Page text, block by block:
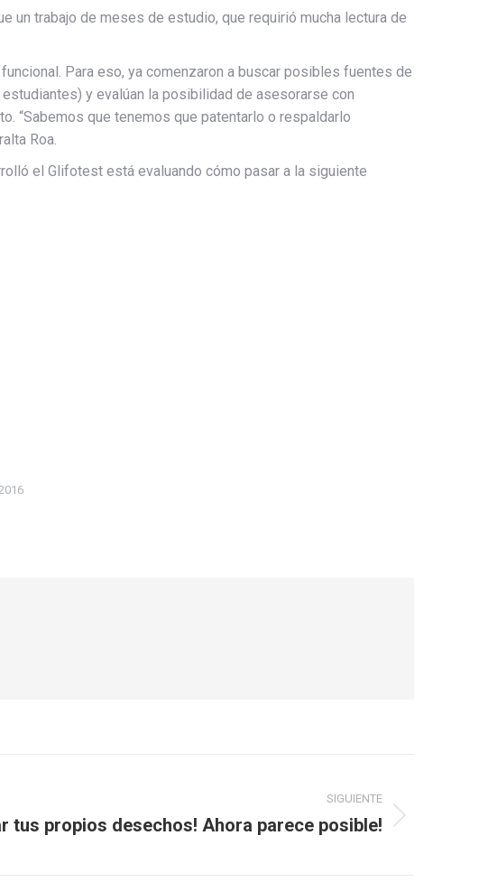
un trabajo de meses de estudio, que requirió mucha lectura de
Para eso, ya comenzaron a buscar posibles fuentes de
y evalúan la posibilidad de asesorarse con
“Sabemos que tenemos que patentarlo o respaldarlo
Roa.
el Glifotest está evaluando cómo pasar a la siguiente
SIGUIENTE
tus propios desechos! Ahora parece posible!